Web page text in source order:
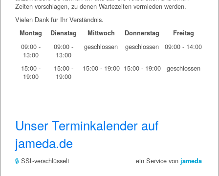
Zeiten vorschlagen, zu denen Wartezeiten vermieden werden.
Vielen Dank für Ihr Verständnis.
Montag Dienstag Mittwoch Donnerstag Freitag
09:00 -
13:00
09:00 -
13:00
geschlossen geschlossen 09:00 - 14:00
15:00 -
19:00
15:00 -
19:00
15:00 - 19:00 15:00 - 19:00 geschlossen
Unser Terminkalender auf
jameda.de
🔒 SSL-verschlüsselt ein Service von jameda